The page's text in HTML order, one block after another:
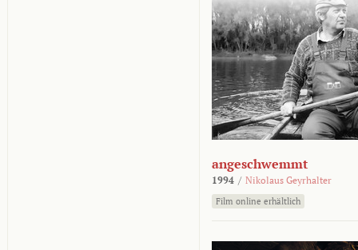
angeschwemmt
1994 / Nikolaus Geyrhalter
Film online erhältlich